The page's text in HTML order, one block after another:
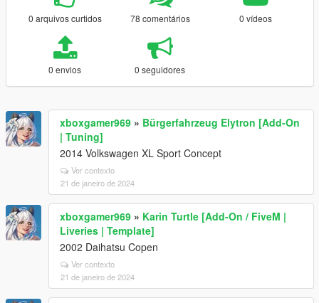
0 arquivos curtidos 78 comentários 0 vídeos
0 envios 0 seguidores
xboxgamer969 » Bürgerfahrzeug Elytron [Add-On
| Tuning]
2014 Volkswagen XL Sport Concept
Ver contexto
21 de janeiro de 2024
xboxgamer969 » Karin Turtle [Add-On / FiveM |
Liveries | Template]
2002 Daihatsu Copen
Ver contexto
21 de janeiro de 2024